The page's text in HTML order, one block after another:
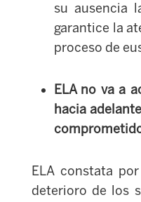
su ausencia
garantice la
proceso de
ELA no va a
hacia
ELA constata
deterioro de los